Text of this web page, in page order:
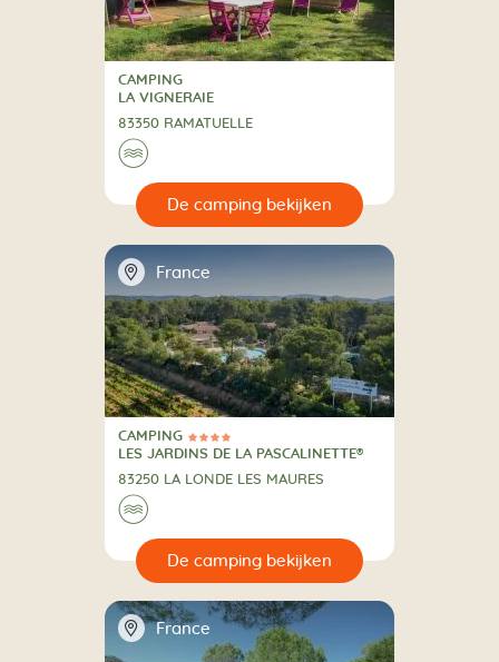
CAMPING
CAMPING
LA VIGNERAIE
83350 RAMATUELLE
🌊
📍 France
4 Sterren
CAMPING
CAMPING
LES JARDINS DE LA PASCALINETTE®
83250 LA LONDE LES MAURES
🌊
📍 France